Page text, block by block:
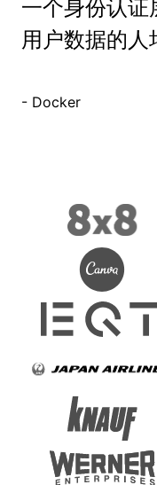
一个身份认证
用户数据的人
- Docker